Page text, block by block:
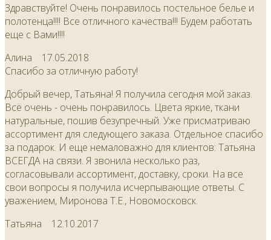
Здравствуйте! Очень понравилось постельное белье и
полотенца!!!! Все отличного качества!!! Будем работать
еще с Вами!!!!
Алина 17.05.2018
Спасибо за отличную работу!
Добрый вечер, Татьяна! Я получила сегодня мой заказ.
Всё очень - очень понравилось. Цвета яркие, ткани
натуральные, пошив безупречный. Уже присматриваю
ассортимент для следующего заказа. Отдельное спасибо
за подарок. И еще немаловажно для клиентов: Татьяна
ВСЕГДА на связи. Я звонила несколько раз,
согласовывали ассортимент, доставку, сроки. На все
свои вопросы я получила исчерпывающие ответы. С
уважением, Миронова Т.Е., Новомосковск.
Татьяна 12.10.2017